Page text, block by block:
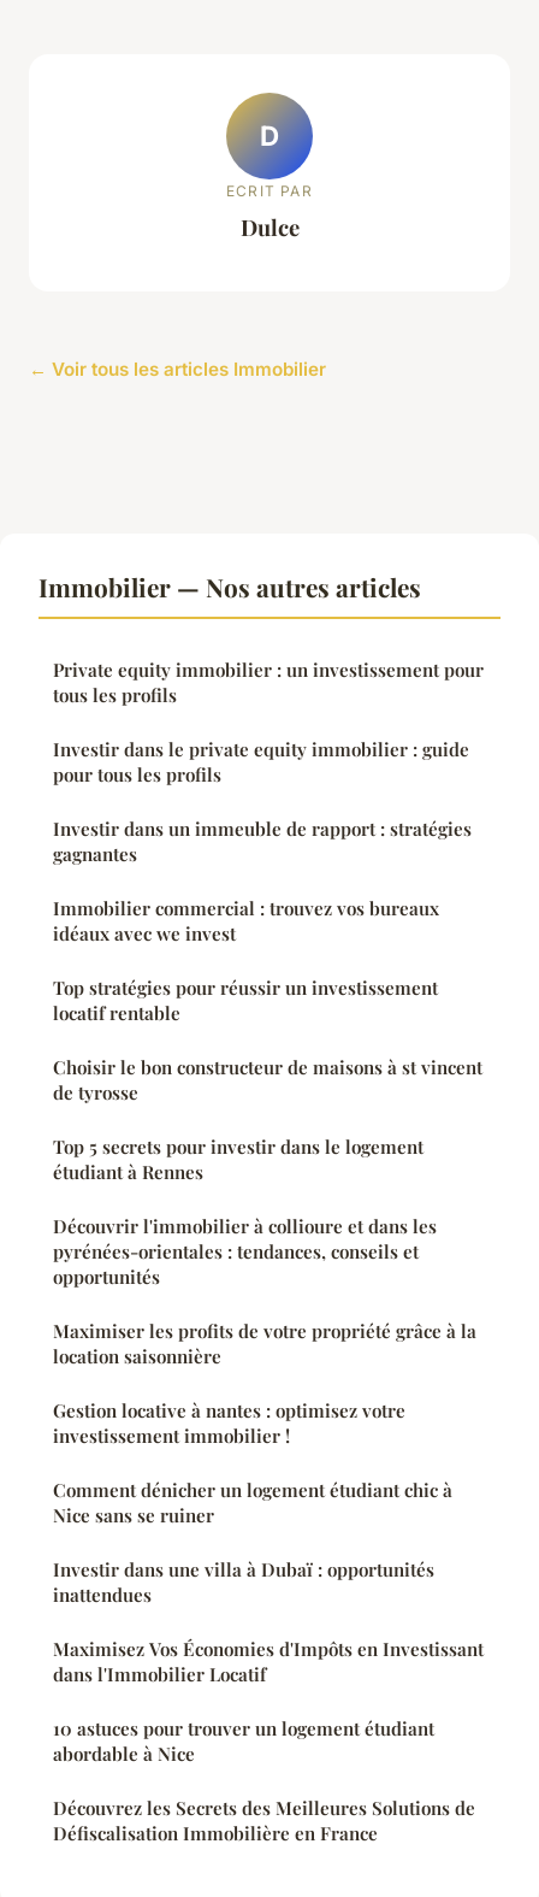
D
ECRIT PAR
Dulce
← Voir tous les articles Immobilier
Immobilier — Nos autres articles
Private equity immobilier : un investissement pour
tous les profils
Investir dans le private equity immobilier : guide
pour tous les profils
Investir dans un immeuble de rapport : stratégies
gagnantes
Immobilier commercial : trouvez vos bureaux
idéaux avec we invest
Top stratégies pour réussir un investissement
locatif rentable
Choisir le bon constructeur de maisons à st vincent
de tyrosse
Top 5 secrets pour investir dans le logement
étudiant à Rennes
Découvrir l'immobilier à collioure et dans les
pyrénées-orientales : tendances, conseils et
opportunités
Maximiser les profits de votre propriété grâce à la
location saisonnière
Gestion locative à nantes : optimisez votre
investissement immobilier !
Comment dénicher un logement étudiant chic à
Nice sans se ruiner
Investir dans une villa à Dubaï : opportunités
inattendues
Maximisez Vos Économies d'Impôts en Investissant
dans l'Immobilier Locatif
10 astuces pour trouver un logement étudiant
abordable à Nice
Découvrez les Secrets des Meilleures Solutions de
Défiscalisation Immobilière en France